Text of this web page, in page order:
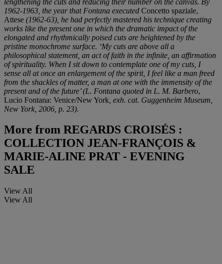
1962-1963, the year that Fontana executed Concetto spaziale,
Attese (1962-63), he had perfectly mastered his technique creating
works like the present one in which the dramatic impact of the
elongated and rhythmically poised cuts are heightened by the
pristine monochrome surface. ‘My cuts are above all a
philosophical statement, an act of faith in the infinite, an affirmation
of spirituality. When I sit down to contemplate one of my cuts, I
sense all at once an enlargement of the spirit, I feel like a man freed
from the shackles of matter, a man at one with the immensity of the
present and of the future’ (L. Fontana quoted in L. M. Barbero,
Lucio Fontana: Venice/New York , exh. cat. Guggenheim Museum,
New York, 2006, p. 23).
More from REGARDS CROISÉS :
COLLECTION JEAN-FRANÇOIS &
MARIE-ALINE PRAT - EVENING
SALE
View All
View All